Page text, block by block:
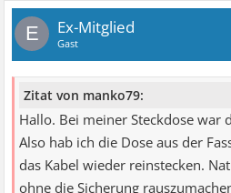
E Ex-Mitglied
Gast
Zitat von manko79:
Hallo. Bei meiner Steckdose war
Also hab ich die Dose aus der
das Kabel wieder reinstecken.
ohne die Sicherung